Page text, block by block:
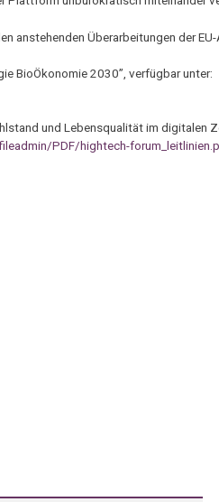
anstehenden Überarbeitungen der
BioÖkonomie 2030”, verfügbar unter:
und Lebensqualität im digitalen
PDF/hightech-